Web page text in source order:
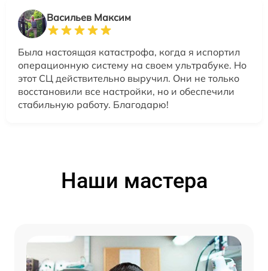
Васильев Максим
Была настоящая катастрофа, когда я испортил
операционную систему на своем ультрабуке. Но
этот СЦ действительно выручил. Они не только
восстановили все настройки, но и обеспечили
стабильную работу. Благодарю!
Наши мастера